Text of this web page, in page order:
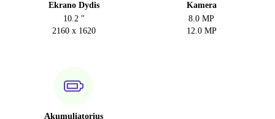
Ekrano Dydis
10.2 "
2160 x 1620
Kamera
8.0 MP
12.0 MP
Akumuliatorius